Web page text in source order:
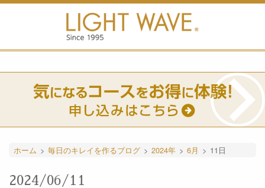
ホーム > 毎日のキレイを作るブログ > 2024年 > 6月 > 11日
2024/06/11